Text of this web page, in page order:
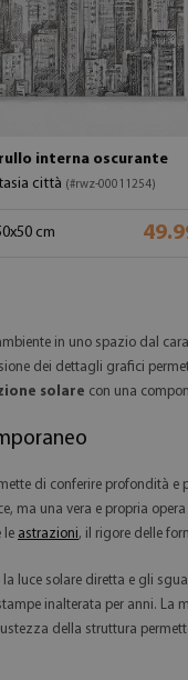
interna oscurante
città (#rwz-00011254)
cm
in uno spazio dal
dei dettagli grafici
solare con una
di conferire profondità
ma una vera e propria
le astrazioni, il rigore delle
luce solare diretta e gli
inalterata per anni. La
della struttura